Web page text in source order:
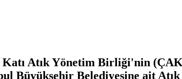
Atık Yönetim Birliği'nin
Büyükşehir Belediyesine ait